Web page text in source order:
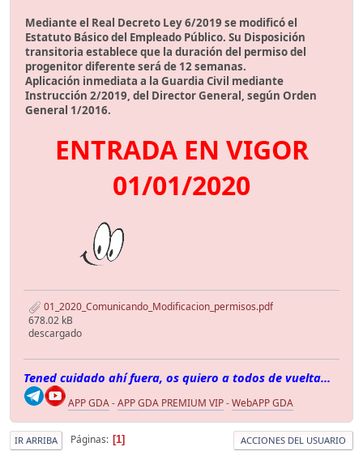
Mediante el Real Decreto Ley 6/2019 se modificó el
Estatuto Básico del Empleado Público. Su Disposición
transitoria establece que la duración del permiso del
progenitor diferente será de 12 semanas.
Aplicación inmediata a la Guardia Civil mediante
Instrucción 2/2019, del Director General, según Orden
General 1/2016.
ENTRADA EN VIGOR
01/01/2020
01_2020_Comunicando_Modificacion_permisos.pdf
678.02 kB
descargado
Tened cuidado ahí fuera, os quiero a todos de vuelta...
APP GDA-APP GDA PREMIUM VIP-WebAPP GDA
IR ARRIBA Páginas 1 ACCIONES DEL USUARIO